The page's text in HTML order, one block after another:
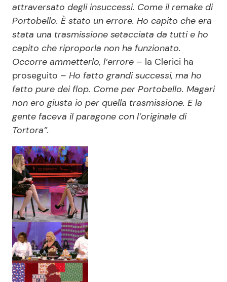
attraversato degli insuccessi. Come il remake di
Portobello. È stato un errore. Ho capito che era
stata una trasmissione setacciata da tutti e ho
capito che riproporla non ha funzionato.
Occorre ammetterlo, l’errore – la Clerici ha
proseguito – Ho fatto grandi successi, ma ho
fatto pure dei flop. Come per Portobello. Magari
non ero giusta io per quella trasmissione. E la
gente faceva il paragone con l’originale di
Tortora”.